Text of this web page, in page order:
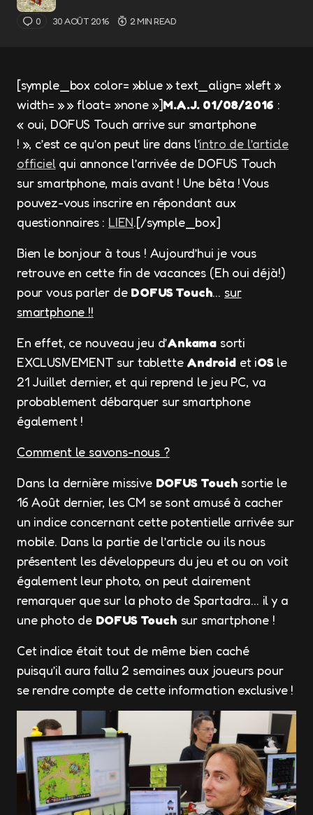
0 30 AOÛT 2016 2 MIN READ
[symple_box color= »blue » text_align= »left »
width= » » float= »none »]M.A.J. 01/08/2016 :
« oui, DOFUS Touch arrive sur smartphone
! », c’est ce qu’on peut lire dans l’intro de l’article
officielqui annonce l’arrivée de DOFUS Touch
sur smartphone, mais avant ! Une bêta ! Vous
pouvez-vous inscrire en répondant aux
questionnaires : LIEN.[/symple_box]
Bien le bonjour à tous ! Aujourd’hui je vous
retrouve en cette fin de vacances (Eh oui déjà!)
pour vous parler de DOFUS Touch… sur
smartphone !!
En effet, ce nouveau jeu d’Ankama sorti
EXCLUSIVEMENT sur tablette Androidet iOSle
21 Juillet dernier, et qui reprend le jeu PC, va
probablement débarquer sur smartphone
également !
Comment le savons-nous ?
Dans la dernière missive DOFUS Touch sortie le
16 Août dernier, les CM se sont amusé à cacher
un indice concernant cette potentielle arrivée sur
mobile. Dans la partie de l’article ou ils nous
présentent les développeurs du jeu et ou on voit
également leur photo, on peut clairement
remarquer que sur la photo de Spartadra… il y a
une photo de DOFUS Touch sur smartphone !
Cet indice était tout de même bien caché
puisqu’il aura fallu 2 semaines aux joueurs pour
se rendre compte de cette information exclusive !